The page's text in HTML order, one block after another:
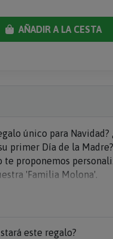
AÑADIR A LA CESTA
único para Navidad?
primer Día de la
te proponemos
'Familia Molona'.
con la cara que tu elijas y
grabado para quien tu
este regalo?